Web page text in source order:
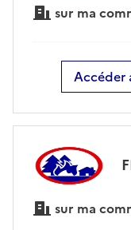
sur ma
Accéder
sur ma